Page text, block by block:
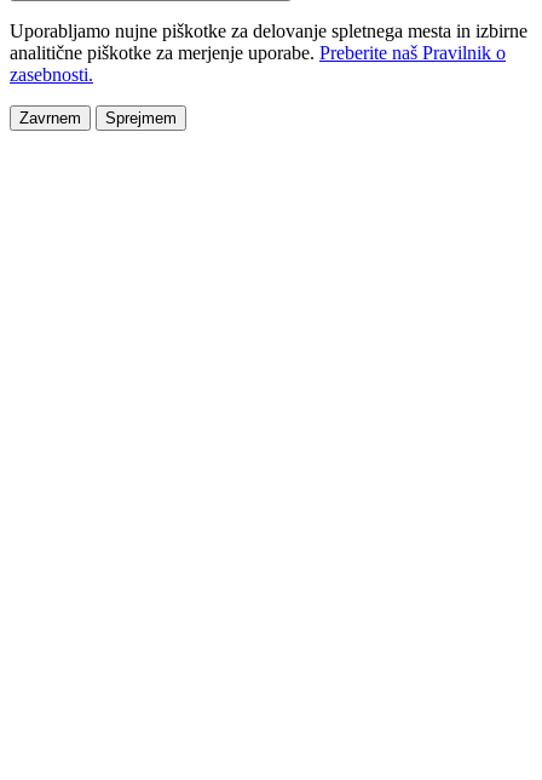
Uporabljamo nujne piškotke za delovanje spletnega mesta in izbirne
analitične piškotke za merjenje uporabe. Preberite naš Pravilnik o
zasebnosti.
Zavrnem Sprejmem